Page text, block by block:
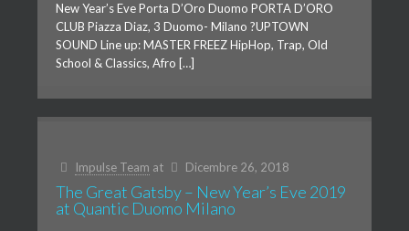
New Year’s Eve Porta D’Oro Duomo PORTA D’ORO
CLUB Piazza Diaz, 3 Duomo- Milano ?UPTOWN
SOUND Line up: MASTER FREEZ HipHop, Trap, Old
School & Classics, Afro […]
Impulse Team at Dicembre 26, 2018
The Great Gatsby – New Year’s Eve 2019
at Quantic Duomo Milano